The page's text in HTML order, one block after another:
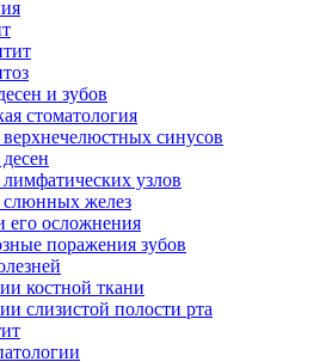
и зубов
стоматология
синусов
узлов
слюнных желез
его осложнения
поражения зубов
костной ткани
слизистой полости рта